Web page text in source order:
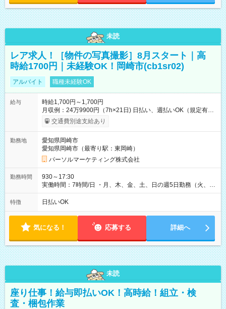
未読
レア求人！［物件の写真撮影］8月スタート｜高
時給1700円｜未経験OK！岡崎市(cb1sr02)
アルバイト 職種未経験OK
給与
時給1,700円～1,700円
月収例：24万9900円（7h×21日) 日払い、週払いOK（規定有
り） 【試用期間】試用期間なし
交通費別途支給あり
勤務地
愛知県岡崎市
愛知県岡崎市（最寄り駅：東岡崎）
パーソルマーケティング株式会社
勤務時間
930～17:30
実働時間：7時間/日 ・月、木、金、土、日の週5日勤務（火、水
は固定休です／夏季、年末年始等、長期休暇有り！） ・ワンシ
フト！ 残業ほぼナシ（0～5h/月）
特徴 日払いOK
気になる！ 応募する 詳細へ
未読
座り仕事！給与即払いOK！高時給！組立・検
査・梱包作業